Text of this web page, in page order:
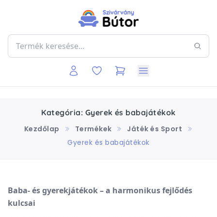
Kategória: Gyerek és babajátékok
Kezdőlap
Termékek
Játék és Sport
Gyerek és babajátékok
Baba- és gyerekjátékok – a harmonikus fejlődés
kulcsai